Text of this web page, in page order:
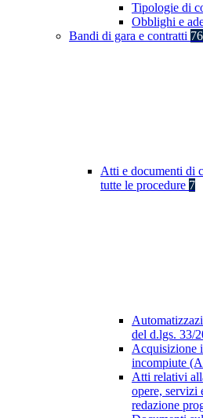
Tipologie di
Obblighi e
Bandi di gara e contratti
Atti e documenti di
tutte le procedure 7
del d.lgs. 33/
Acquisizione
incompiute
Atti relativi
opere, servizi
redazione